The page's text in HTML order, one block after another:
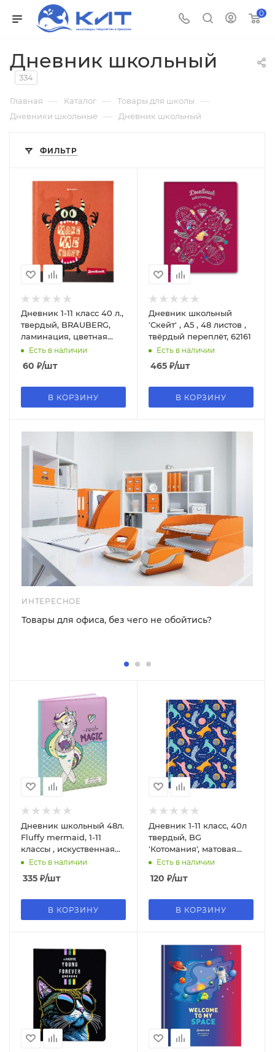
0
Дневник школьный
334
Главная — Каталог — Товары для школы —
Дневники школьные — Дневник школьный
ФИЛЬТР
Дневник 1-11 класс 40 л.,
твердый, BRAUBERG,
ламинация, цветная
печать Монстрик, 106383
Есть в наличии
60 ₽/шт
В КОРЗИНУ
Дневник школьный
'Скейт' , А5 , 48 листов ,
твёрдый переплёт, 62161
Есть в наличии
465 ₽/шт
В КОРЗИНУ
ИНТЕРЕСНОЕ
Товары для офиса, без чего не обойтись?
Дневник школьный 48л.
Fluffy mermaid, 1-11
классы , искуственная
кожа, Д48-8181
Есть в наличии
335 ₽/шт
В КОРЗИНУ
Дневник 1-11 класс, 40л
твердый, BG
'Котомания', матовая
ламинация, тиснение
фольгой, 11479
Есть в наличии
120 ₽/шт
В КОРЗИНУ